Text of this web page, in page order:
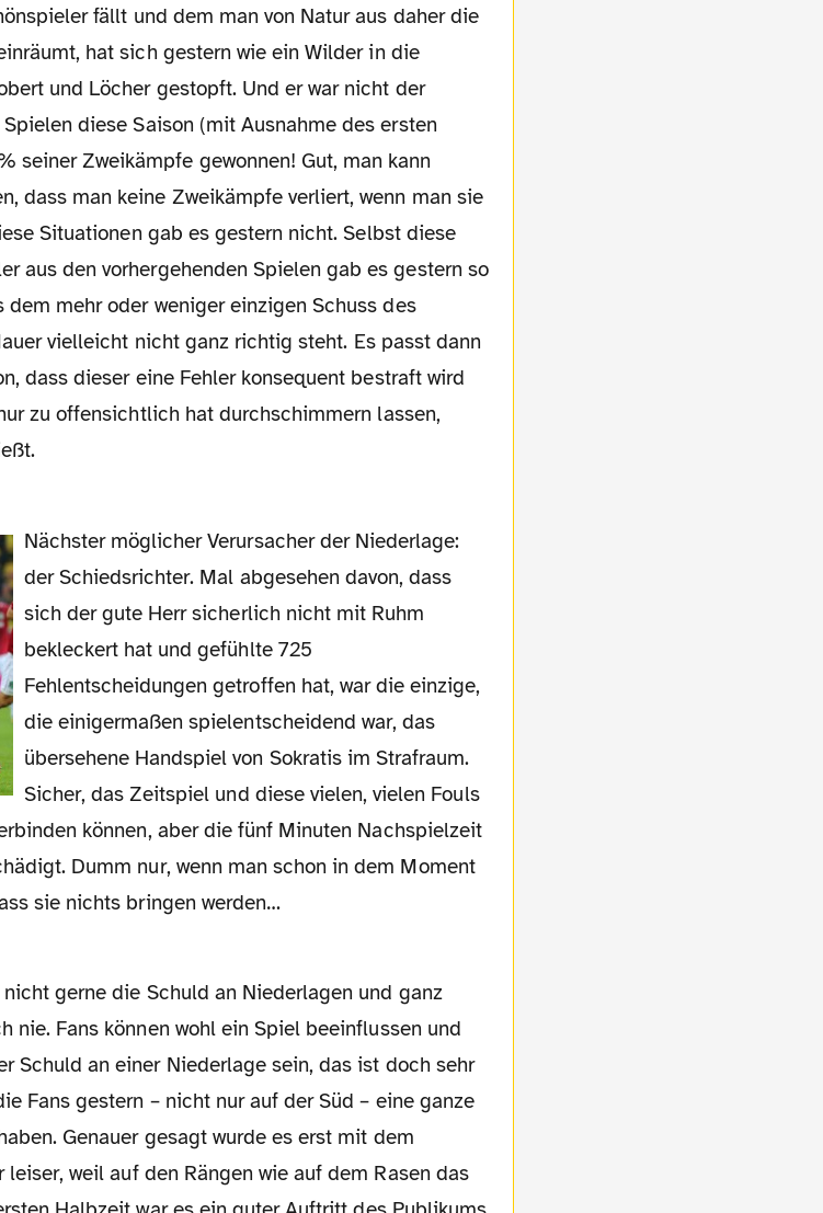
fällt und dem man von Natur aus daher die
hat sich gestern wie ein Wilder in die
und Löcher gestopft. Und er war nicht der
diese Saison (mit Ausnahme des ersten
seiner Zweikämpfe gewonnen! Gut, man kann
dass man keine Zweikämpfe verliert, wenn man sie
Situationen gab es gestern nicht. Selbst diese
aus den vorhergehenden Spielen gab es gestern so
mehr oder weniger einzigen Schuss des
vielleicht nicht ganz richtig steht. Es passt dann
dass dieser eine Fehler konsequent bestraft wird
zu offensichtlich hat durchschimmern lassen,
Nächster möglicher Verursacher der Niederlage:
der Schiedsrichter. Mal abgesehen davon, dass
sich der gute Herr sicherlich nicht mit Ruhm
bekleckert hat und gefühlte 725
Fehlentscheidungen getroffen hat, war die einzige,
die einigermaßen spielentscheidend war, das
übersehene Handspiel von Sokratis im Strafraum.
Sicher, das Zeitspiel und diese vielen, vielen Fouls
können, aber die fünf Minuten Nachspielzeit
Dumm nur, wenn man schon in dem Moment
sie nichts bringen werden…
nie. Fans können wohl ein Spiel beeinflussen und
Schuld an einer Niederlage sein, das ist doch sehr
Fans gestern – nicht nur auf der Süd – eine ganze
Genauer gesagt wurde es erst mit dem
weil auf den Rängen wie auf dem Rasen das